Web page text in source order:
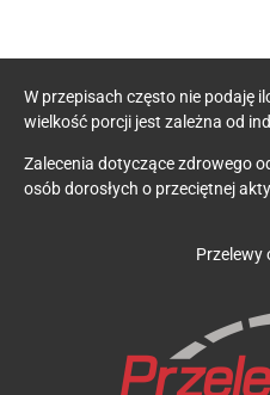
W przepisach często nie podaję
wielkość porcji jest zależna od
Zalecenia dotyczące zdrowego
osób dorosłych o przeciętnej
Przelewy